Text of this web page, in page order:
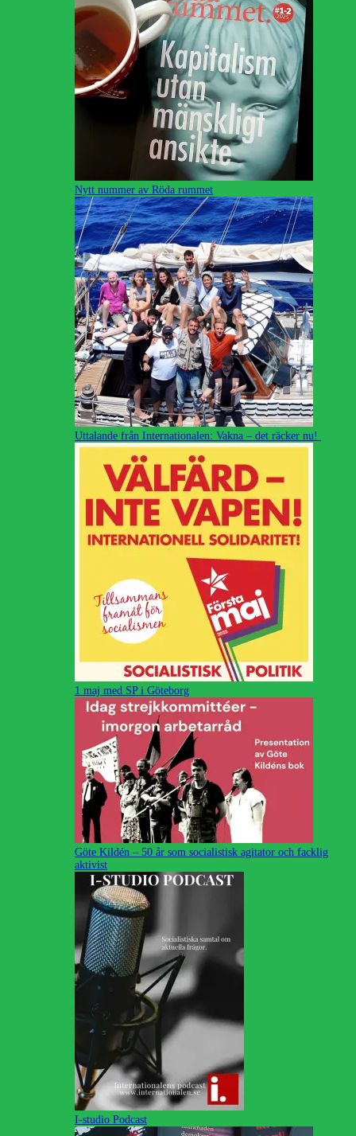
Nytt nummer av Röda rummet
Uttalande från Internationalen: Vakna – det räcker nu!
1 maj med SP i Göteborg
Göte Kildén – 50 år som socialistisk agitator och facklig
aktivist
I-studio Podcast